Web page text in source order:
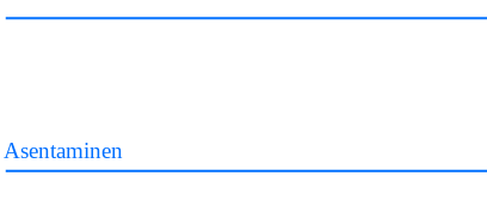
Asentaminen